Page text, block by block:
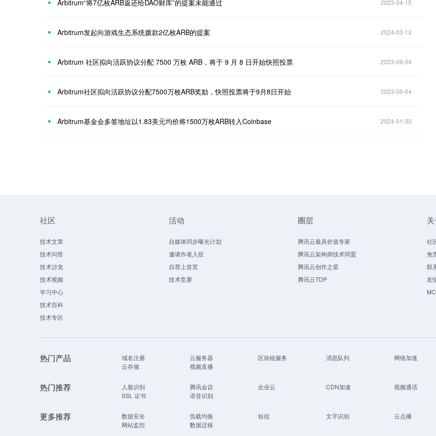
Arbitrum“将7亿枚ARB返还给DAO财库”的提案未能通过 2023-04-15
Arbitrum发起向游戏生态系统拨款2亿枚ARB的提案 2024-03-13
Arbitrum 社区拟向活跃协议分配 7500 万枚 ARB，将于 9 月 8 日开始快照投票 2023-09-04
Arbitrum社区拟向活跃协议分配7500万枚ARB奖励，快照投票将于9月8日开始 2023-09-04
Arbitrum基金会多签地址以1.83美元均价将1500万枚ARB转入Coinbase 2024-01-30
社区
技术文章
技术问答
技术沙龙
技术视频
学习中心
技术百科
技术专区
活动
自媒体同步曝光计划
邀请作者入驻
自荐上首页
技术竞赛
圈层
腾讯云最具价值专家
腾讯云架构师技术同盟
腾讯云创作之星
腾讯云TDP
社
免
联
友
热门产品 域名注册 云服务器 区块链服务 消息队列
网络加速
云存储
视频直播
热门推荐 人脸识别 腾讯会议 企业云 CDN加速
视频通话
SSL 证书
语音识别
更多推荐 数据安全 负载均衡 短信 文字识别
云点播
网站监控
数据迁移